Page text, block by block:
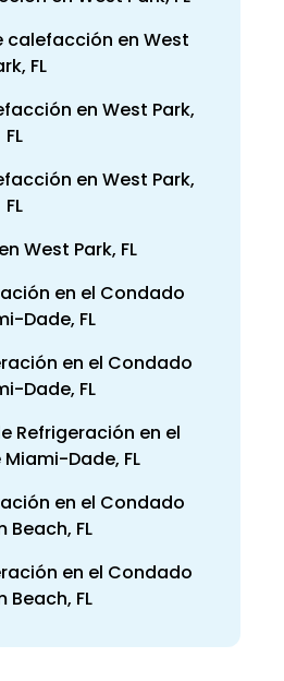
en West
FL
en West Park,
FL
en West Park,
FL
West Park, FL
en el Condado
Dade, FL
en el Condado
Dade, FL
Refrigeración en el
Dade, FL
en el Condado
Beach, FL
en el Condado
Beach, FL